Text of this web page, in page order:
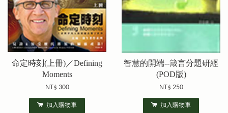
命定時刻(上冊)／Defining
Moments
NT$ 300
加入購物車
智慧的開端--箴言分題研經
(POD版)
NT$ 250
加入購物車